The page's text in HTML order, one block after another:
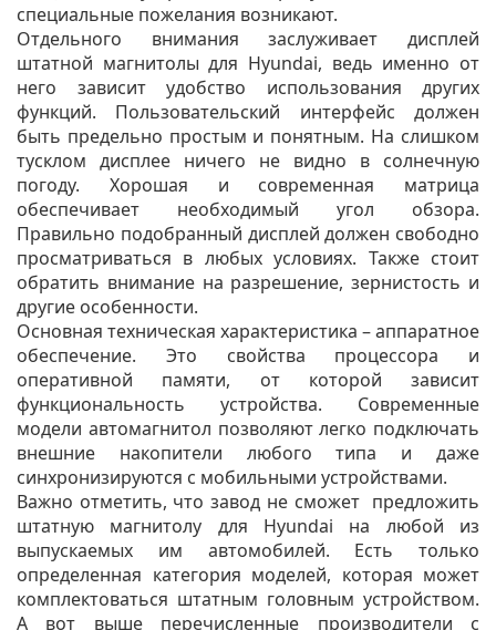
специальные пожелания возникают.
Отдельного внимания заслуживает дисплей
штатной магнитолы для Hyundai, ведь именно от
него зависит удобство использования других
функций. Пользовательский интерфейс должен
быть предельно простым и понятным. На слишком
тусклом дисплее ничего не видно в солнечную
погоду. Хорошая и современная матрица
обеспечивает необходимый угол обзора.
Правильно подобранный дисплей должен свободно
просматриваться в любых условиях. Также стоит
обратить внимание на разрешение, зернистость и
другие особенности.
Основная техническая характеристика – аппаратное
обеспечение. Это свойства процессора и
оперативной памяти, от которой зависит
функциональность устройства. Современные
модели автомагнитол позволяют легко подключать
внешние накопители любого типа и даже
синхронизируются с мобильными устройствами.
Важно отметить, что завод не сможет предложить
штатную магнитолу для Hyundai на любой из
выпускаемых им автомобилей. Есть только
определенная категория моделей, которая может
комплектоваться штатным головным устройством.
А вот выше перечисленные производители с